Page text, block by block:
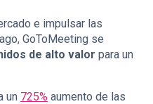
e impulsar las
GoToMeeting se
de alto valor para un
un 725% aumento de las